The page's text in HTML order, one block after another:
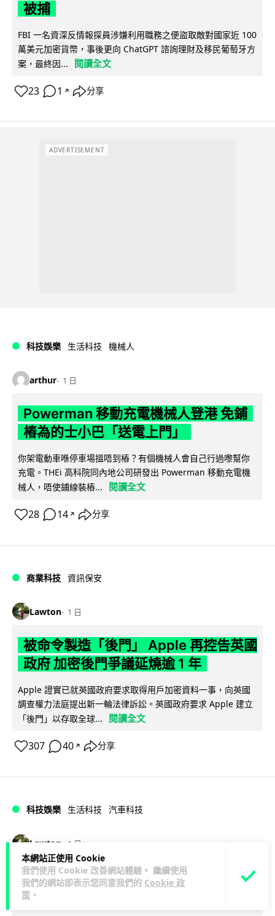
本網站正使用 Cookie
我們使用 Cookie 改善網站體驗。 繼續使用
我們的網站即表示您同意我們的 Cookie 政
策 。
被捕
FBI 一名資深反情報探員涉嫌利用職務之便盜取敵對國家近 100
萬美元加密貨幣，事後更向 ChatGPT 諮詢理財及移民葡萄牙方
案，最終因...
閱讀全文
23 1 ↗ 分享
ADVERTISEMENT
科技娛樂 生活科技 機械人
arthur 1 日
Powerman 移動充電機械人登港 免鋪
樁為的士小巴「送電上門」
你架電動車喺停車場搵唔到樁？有個機械人會自己行過嚟幫你
充電。THEi 高科院同內地公司研發出 Powerman 移動充電機
械人，唔使鋪線裝樁...
閱讀全文
28 14 ↗ 分享
商業科技 資訊保安
Lawton 1 日
被命令製造「後門」 Apple 再控告英國
政府 加密後門爭議延燒逾 1 年
Apple 證實已就英國政府要求取得用戶加密資料一事，向英國
調查權力法庭提出新一輪法律訴訟。英國政府要求 Apple 建立
「後門」以存取全球...
閱讀全文
307 40 ↗ 分享
科技娛樂 生活科技 汽車科技
Lawton 1 日
Tesla Model Y 長續航後驅版抵港
YOHO MALL 率先試駕